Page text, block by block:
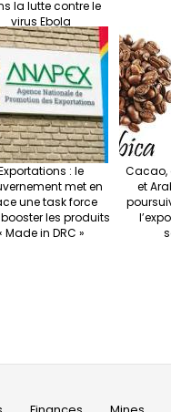
la lutte contre le
virus Ebola
: le
met en
une task force
les produits
Made in DRC »
Cacao,
et